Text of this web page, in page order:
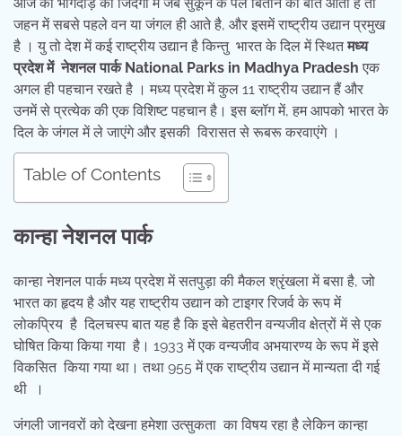
जहन में सबसे पहले वन या जंगल ही आते है, और इसमें राष्ट्रीय उद्यान प्रमुख
है । यु तो देश में कई राष्ट्रीय उद्यान है किन्तु भारत के दिल में स्थितमध्य
प्रदेश में नेशनल पार्क National Parks in Madhya Pradesh एक
अगल ही पहचान रखते है । मध्य प्रदेश में कुल 11 राष्ट्रीय उद्यान हैं और
उनमें से प्रत्येक की एक विशिष्ट पहचान है। इस ब्लॉग में, हम आपको भारत के
दिल के जंगल में ले जाएंगे और इसकी विरासत से रूबरू करवाएंगे ।
Table of Contents
कान्हा नेशनल पार्क
कान्हा नेशनल पार्क मध्य प्रदेश में सतपुड़ा की मैकल श्रृंखला में बसा है, जो
भारत का हृदय है और यह राष्ट्रीय उद्यान को टाइगर रिजर्व के रूप में
लोकप्रिय है दिलचस्प बात यह है कि इसे बेहतरीन वन्यजीव क्षेत्रों में से एक
घोषित किया किया गया है। 1933 में एक वन्यजीव अभयारण्य के रूप में इसे
विकसित किया गया था। तथा 955 में एक राष्ट्रीय उद्यान में मान्यता दी गई
थी ।
जंगली जानवरों को देखना हमेशा उत्सुकता का विषय रहा है लेकिन कान्हा